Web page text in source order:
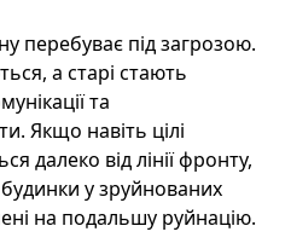
перебуває під загрозою.
а старі стають
та
Якщо навіть цілі
далеко від лінії фронту,
у зруйнованих
на подальшу руйнацію.